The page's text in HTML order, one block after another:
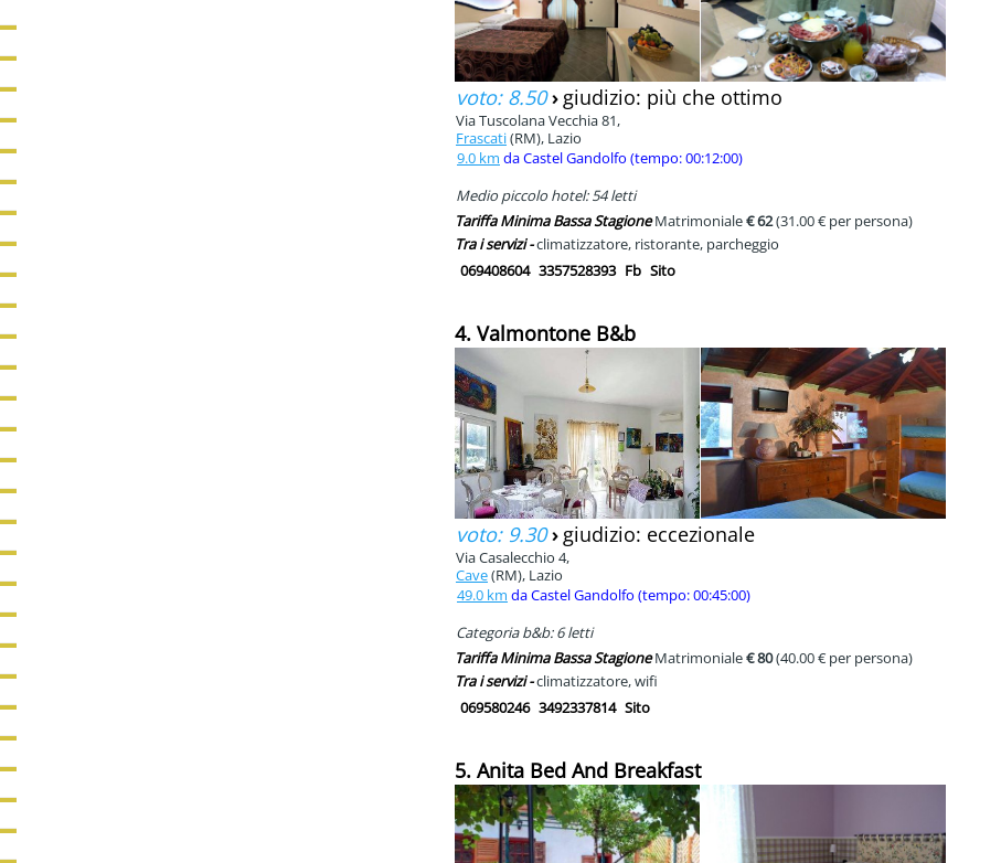
voto: 8.50› giudizio: più che ottimo
Via Tuscolana Vecchia 81,
Frascati(RM), Lazio
9.0 km da Castel Gandolfo (tempo: 00:12:00)
Medio piccolo hotel: 54 letti
Tariffa Minima Bassa StagioneMatrimoniale€ 62(31.00 € per persona)
Tra i servizi -climatizzatore, ristorante, parcheggio
069408604 3357528393 Fb Sito
4. Valmontone B&b
voto: 9.30› giudizio: eccezionale
Via Casalecchio 4,
Cave(RM), Lazio
49.0 km da Castel Gandolfo (tempo: 00:45:00)
Categoria b&b: 6 letti
Tariffa Minima Bassa StagioneMatrimoniale€ 80(40.00 € per persona)
Tra i servizi -climatizzatore, wifi
069580246 3492337814 Sito
5. Anita Bed And Breakfast